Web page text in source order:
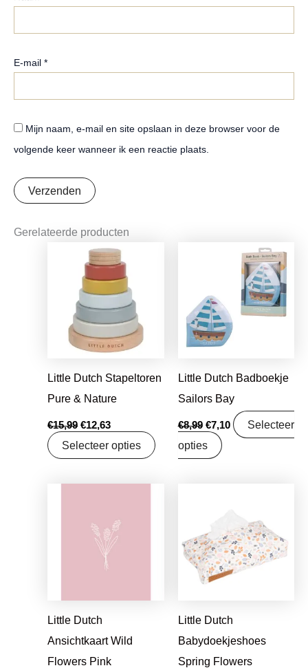
E-mail *
Mijn naam, e-mail en site opslaan in deze browser voor de
volgende keer wanneer ik een reactie plaats.
Gerelateerde producten
Little Dutch Stapeltoren
Pure & Nature
€15,99
Oorspronkelijke
prijs
was:
€15,99.
€12,63
Huidige
prijs
€12,63.
Selecteer opties
Little Dutch Badboekje
Sailors Bay
€8,99
Oorspronkelijke
€7,10
Huidige
prijs
€7,10.
Selecteer
opties
Little Dutch
Ansichtkaart Wild
Flowers Pink
€1,25. €0,99.
Little Dutch
Babydoekjeshoes
Spring Flowers
€17,99.€14,21.